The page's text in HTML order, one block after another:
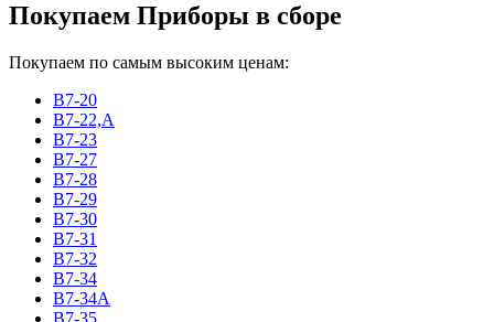
Покупаем Приборы в сборе
Покупаем по самым высоким ценам:
В7-20
В7-22,А
В7-23
В7-27
В7-28
В7-29
В7-30
В7-31
В7-32
В7-34
В7-34А
В7-35